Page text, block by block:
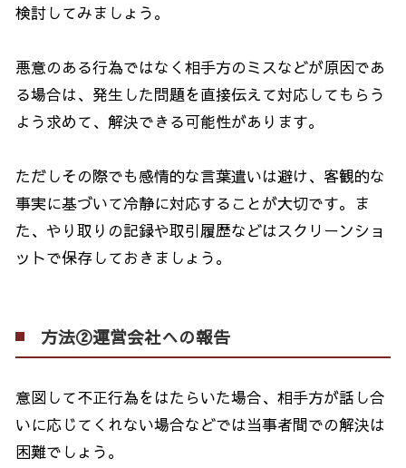
検討してみましょう。
悪意のある行為ではなく相手方のミスなどが原因であ
る場合は、発生した問題を直接伝えて対応してもらう
よう求めて、解決できる可能性があります。
ただしその際でも感情的な言葉遣いは避け、客観的な
事実に基づいて冷静に対応することが大切です。ま
た、やり取りの記録や取引履歴などはスクリーンショ
ットで保存しておきましょう。
方法②運営会社への報告
意図して不正行為をはたらいた場合、相手方が話し合
いに応じてくれない場合などでは当事者間での解決は
困難でしょう。